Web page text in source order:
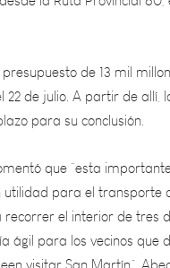
de 13 mil
de julio. A partir de
para su conclusión.
que “esta
para el
el interior de
para los vecinos
visitar San Martín”.